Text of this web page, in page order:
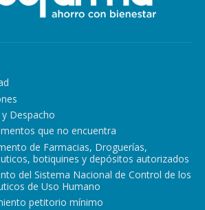
Despacho
que no encuentra
de Farmacias, Droguerías,
botiquines y depósitos autorizados
del Sistema Nacional de Control de los
de Uso Humano
petitorio mínimo